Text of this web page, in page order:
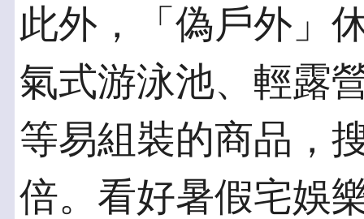
此外，「偽戶外」
氣式游泳池、輕露
等易組裝的商品，
倍。看好暑假宅娛